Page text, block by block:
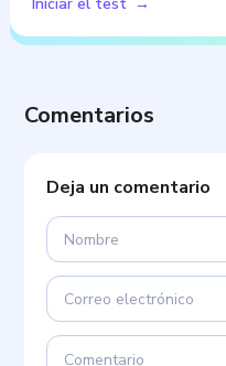
Iniciar el test
Comentarios
Deja un comentario